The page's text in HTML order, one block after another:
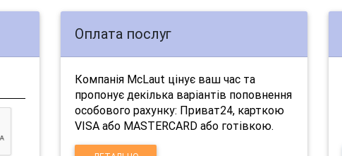
Оплата послуг
Компанія McLaut цінує ваш час та
пропонує декілька варіантів поповнення
особового рахунку: Приват24, карткою
VISA або MASTERCARD або готівкою.